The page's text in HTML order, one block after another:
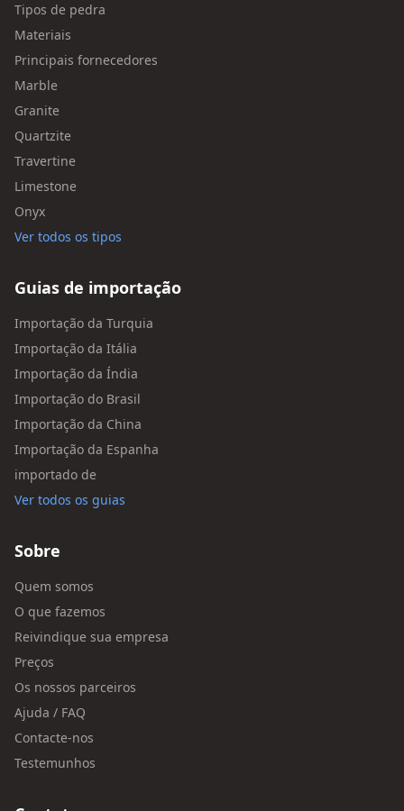
Tipos de pedra
Materiais
Principais fornecedores
Marble
Granite
Quartzite
Travertine
Limestone
Onyx
Ver todos os tipos
Guias de importação
Importação da Turquia
Importação da Itália
Importação da Índia
Importação do Brasil
Importação da China
Importação da Espanha
importado de
Ver todos os guias
Sobre
Quem somos
O que fazemos
Reivindique sua empresa
Preços
Os nossos parceiros
Ajuda / FAQ
Contacte-nos
Testemunhos